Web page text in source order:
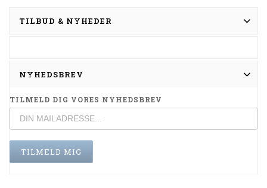
TILBUD & NYHEDER
NYHEDSBREV
TILMELD DIG VORES NYHEDSBREV